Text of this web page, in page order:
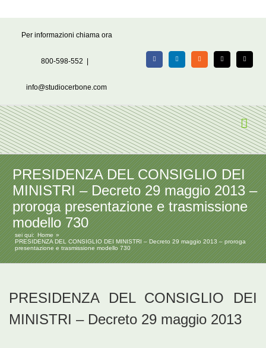
Per informazioni chiama ora
800-598-552
info@studiocerbone.com
FacebookLinkedIn Rss X Email
PRESIDENZA DEL CONSIGLIO DEI
MINISTRI – Decreto 29 maggio 2013 –
proroga presentazione e trasmissione
modello 730
sei qui: Home
PRESIDENZA DEL CONSIGLIO DEI MINISTRI – Decreto 29 maggio 2013 – proroga
presentazione e trasmissione modello 730
PRESIDENZA DEL CONSIGLIO DEI
MINISTRI – Decreto 29 maggio 2013